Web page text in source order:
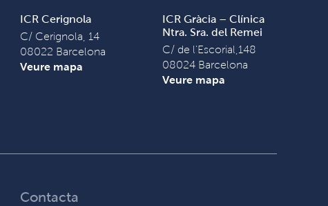
ICR Cerignola
C/ Cerignola, 14
08022 Barcelona
Veure mapa
ICR Gràcia – Clínica
Ntra. Sra. del Remei
C/ de l'Escorial,148
08024 Barcelona
Veure mapa
Contacta